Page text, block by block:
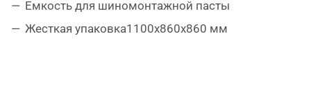
устройством типа "третья рука" для легкого и
Емкость для шиномонтажной пасты
Жесткая упаковка1100х860х860 мм